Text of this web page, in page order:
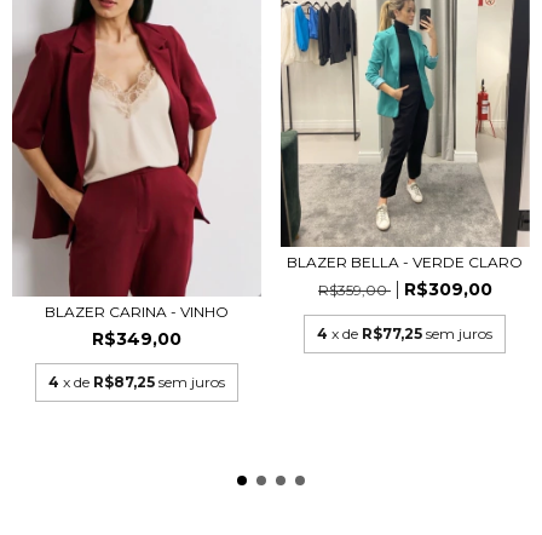
BLAZER CARINA - VINHO
R$349,00
4 x de R$87,25 sem juros
BLAZER BELLA - VERDE CLARO
R$359,00
R$309,00
4 x de R$77,25 sem juros